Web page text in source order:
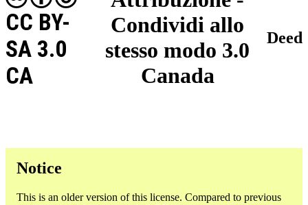
Condividi allo
stesso modo 3.0
Canada
CC BY-
SA 3.0
CA
Deed
Notice
This is an older version of this license. Compared to previous